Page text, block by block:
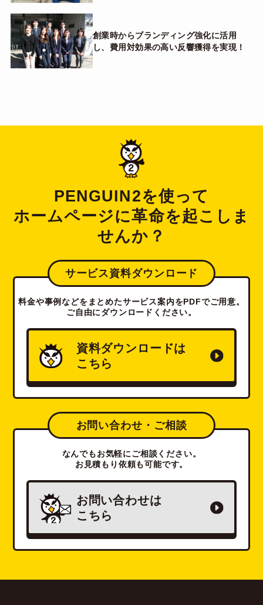
創業時からブランディング強化に活用
し、費用対効果の高い反響獲得を実現！
PENGUIN2を使って
ホームページに革命を起こしま
せんか？
サービス資料ダウンロード
料金や事例などをまとめたサービス案内をPDFでご用意。
ご自由にダウンロードください。
資料ダウンロードは
こちら
お問い合わせ・ご相談
なんでもお気軽にご相談ください。
お見積もり依頼も可能です。
お問い合わせは
こちら